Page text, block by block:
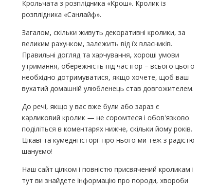
Крольчата з розплідника «Крош». Кролик із
розплідника «Санлайф».
Загалом, скільки живуть декоративні кролики, за
великим рахунком, залежить від їх власників.
Правильні догляд та харчування, хороші умови
утримання, обережність під час ігор – всього цього
необхідно дотримуватися, якщо хочете, щоб ваш
вухатий домашній улюбленець став довгожителем.
До речі, якщо у вас вже були або зараз є
карликовий кролик — не соромтеся і обов'язково
поділіться в коментарях нижче, скільки йому років.
Цікаві та кумедні історії про нього ми теж з радістю
шануємо!
Наш сайт цілком і повністю присвячений кроликам і
тут ви знайдете інформацію про породи, хвороби